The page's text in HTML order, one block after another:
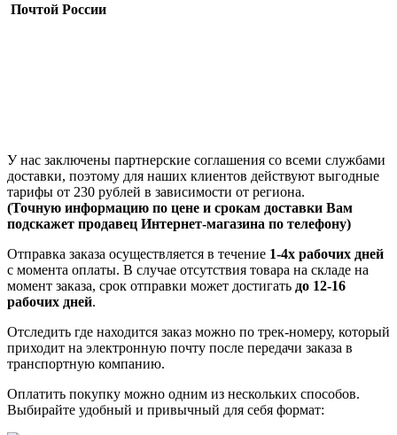
Почтой России
У нас заключены партнерские соглашения со всеми службами
доставки, поэтому для наших клиентов действуют выгодные
тарифы от 230 рублей в зависимости от региона.
(Точную информацию по цене и срокам доставки Вам
подскажет продавец Интернет-магазина по телефону)
Отправка заказа осуществляется в течение 1-4х рабочих дней
с момента оплаты. В случае отсутствия товара на складе на
момент заказа, срок отправки может достигать до 12-16
рабочих дней.
Отследить где находится заказ можно по трек-номеру, который
приходит на электронную почту после передачи заказа в
транспортную компанию.
Оплатить покупку можно одним из нескольких способов.
Выбирайте удобный и привычный для себя формат: